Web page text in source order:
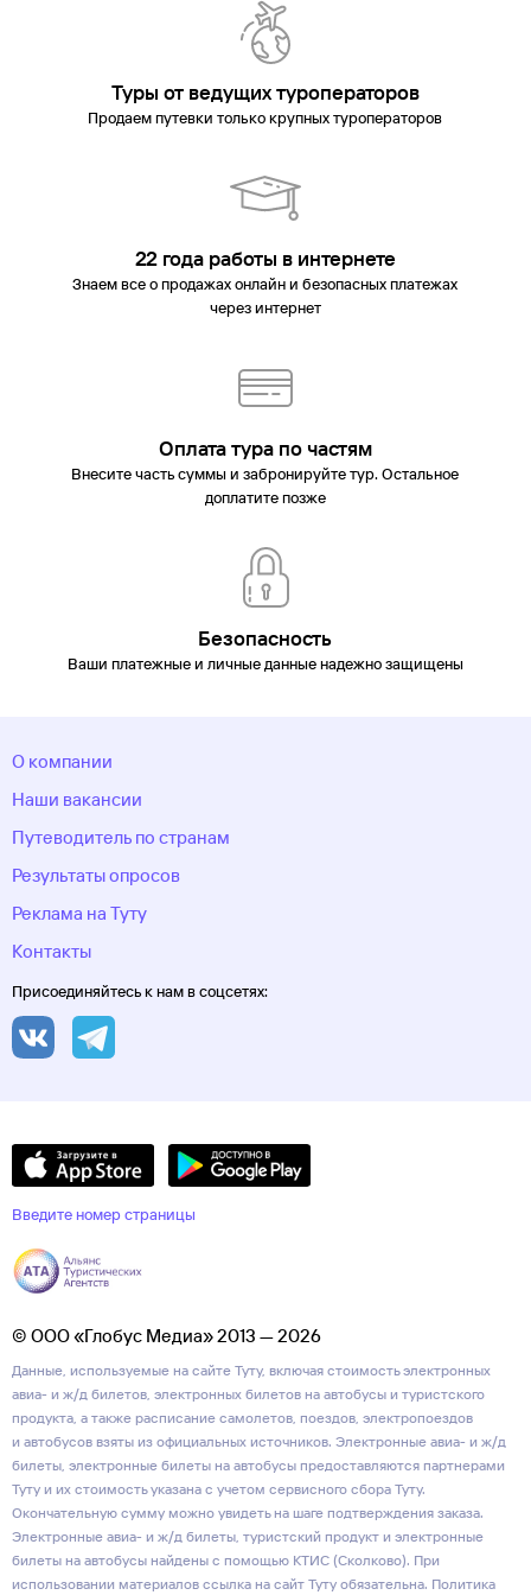
Туры от ведущих туроператоров
Продаем путевки только крупных туроператоров
22 года работы в интернете
Знаем все о продажах онлайн и безопасных платежах
через интернет
Оплата тура по частям
Внесите часть суммы и забронируйте тур. Остальное
доплатите позже
Безопасность
Ваши платежные и личные данные надежно защищены
О компании
Наши вакансии
Путеводитель по странам
Результаты опросов
Реклама на Туту
Контакты
Присоединяйтесь к нам в соцсетях:
Введите номер страницы
© ООО «Глобус Медиа» 2013 — 2026
Данные, используемые на сайте Туту, включая стоимость электронных
авиа- и ж/д билетов, электронных билетов на автобусы и туристского
продукта, а также расписание самолетов, поездов, электропоездов
и автобусов взяты из официальных источников. Электронные авиа- и ж/д
билеты, электронные билеты на автобусы предоставляются партнерами
Туту и их стоимость указана с учетом сервисного сбора Туту.
Окончательную сумму можно увидеть на шаге подтверждения заказа.
Электронные авиа- и ж/д билеты, туристский продукт и электронные
билеты на автобусы найдены с помощью КТИС (Сколково). При
использовании материалов ссылка на сайт Туту обязательна. Политика